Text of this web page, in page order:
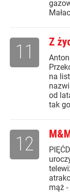
Z
na
od
tak
11
mąż
12